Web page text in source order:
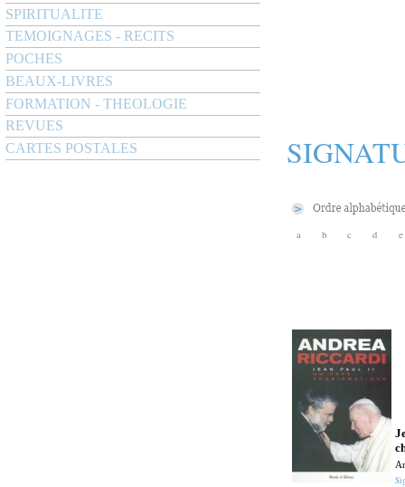
SPIRITUALITE
TEMOIGNAGES - RECITS
POCHES
BEAUX-LIVRES
FORMATION - THEOLOGIE
REVUES
CARTES POSTALES
a b c d e